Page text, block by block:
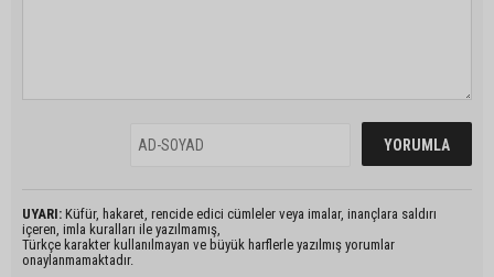
UYARI: Küfür, hakaret, rencide edici cümleler veya imalar, inançlara saldırı
içeren, imla kuralları ile yazılmamış,
Türkçe karakter kullanılmayan ve büyük harflerle yazılmış yorumlar
onaylanmamaktadır.